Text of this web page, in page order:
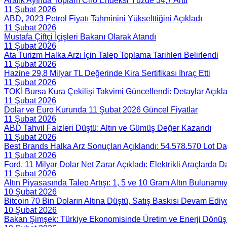
11 Şubat 2026
ABD, 2023 Petrol Fiyatı Tahminini Yükselttiğini Açıkladı
11 Şubat 2026
Mustafa Çiftçi İçişleri Bakanı Olarak Atandı
11 Şubat 2026
Ata Turizm Halka Arzı İçin Talep Toplama Tarihleri Belirlendi
11 Şubat 2026
Hazine 29,8 Milyar TL Değerinde Kira Sertifikası İhraç Etti
11 Şubat 2026
TOKİ Bursa Kura Çekilişi Takvimi Güncellendi: Detaylar
11 Şubat 2026
Dolar ve Euro Kurunda 11 Şubat 2026 Güncel Fiyatlar
11 Şubat 2026
ABD Tahvil Faizleri Düştü: Altın ve Gümüş Değer Kazandı
11 Şubat 2026
Best Brands Halka Arz Sonuçları Açıklandı: 54.578.570 Lot
11 Şubat 2026
Ford, 11 Milyar Dolar Net Zarar Açıkladı: Elektrikli Araçlarda
11 Şubat 2026
Altın Piyasasında Talep Artışı: 1, 5 ve 10 Gram Altın
10 Şubat 2026
Bitcoin 70 Bin Doların Altına Düştü, Satış Baskısı Devam
10 Şubat 2026
Bakan Şimşek: Türkiye Ekonomisinde Üretim ve Enerji